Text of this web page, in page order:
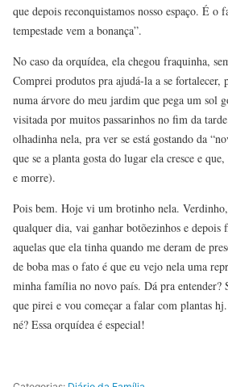
que depois reconquistamos nosso espaço. É o
tempestade vem a bonança”.
No caso da orquídea, ela chegou fraquinha,
Comprei produtos pra ajudá-la a se fortalecer,
numa árvore do meu jardim que pega um sol
visitada por muitos passarinhos no fim da
olhadinha nela, pra ver se está gostando da
que se a planta gosta do lugar ela cresce e
e morre).
Pois bem. Hoje vi um brotinho nela.
qualquer dia, vai ganhar botõezinhos e
aquelas que ela tinha quando me deram de
de boba mas o fato é que eu vejo nela uma
minha família no novo país. Dá pra entender?
que pirei e vou começar a falar com plantas
né? Essa orquídea é especial!